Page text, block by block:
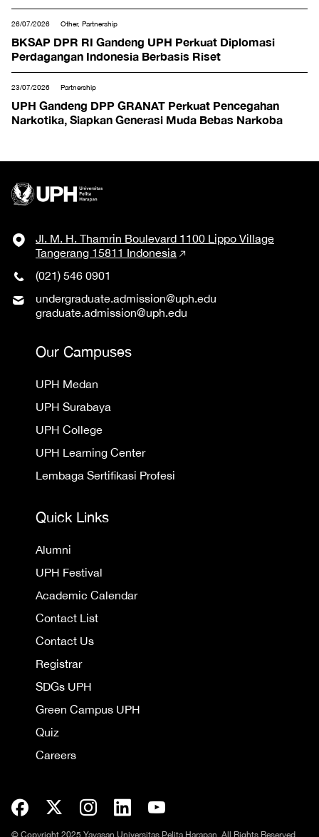
26/07/2026 Other, Partnership
BKSAP DPR RI Gandeng UPH Perkuat Diplomasi
Perdagangan Indonesia Berbasis Riset
23/07/2026 Partnership
UPH Gandeng DPP GRANAT Perkuat Pencegahan
Narkotika, Siapkan Generasi Muda Bebas Narkoba
Jl. M. H. Thamrin Boulevard 1100 Lippo Village
Tangerang 15811 Indonesia
(021) 546 0901
undergraduate.admission@uph.edu
graduate.admission@uph.edu
Our Campuses
UPH Medan
UPH Surabaya
UPH College
UPH Learning Center
Lembaga Sertifikasi Profesi
Quick Links
Alumni
UPH Festival
Academic Calendar
Contact List
Contact Us
Registrar
SDGs UPH
Green Campus UPH
Quiz
Careers
© Copyright 2025 Yayasan Universitas Pelita Harapan. All Rights Reserved.